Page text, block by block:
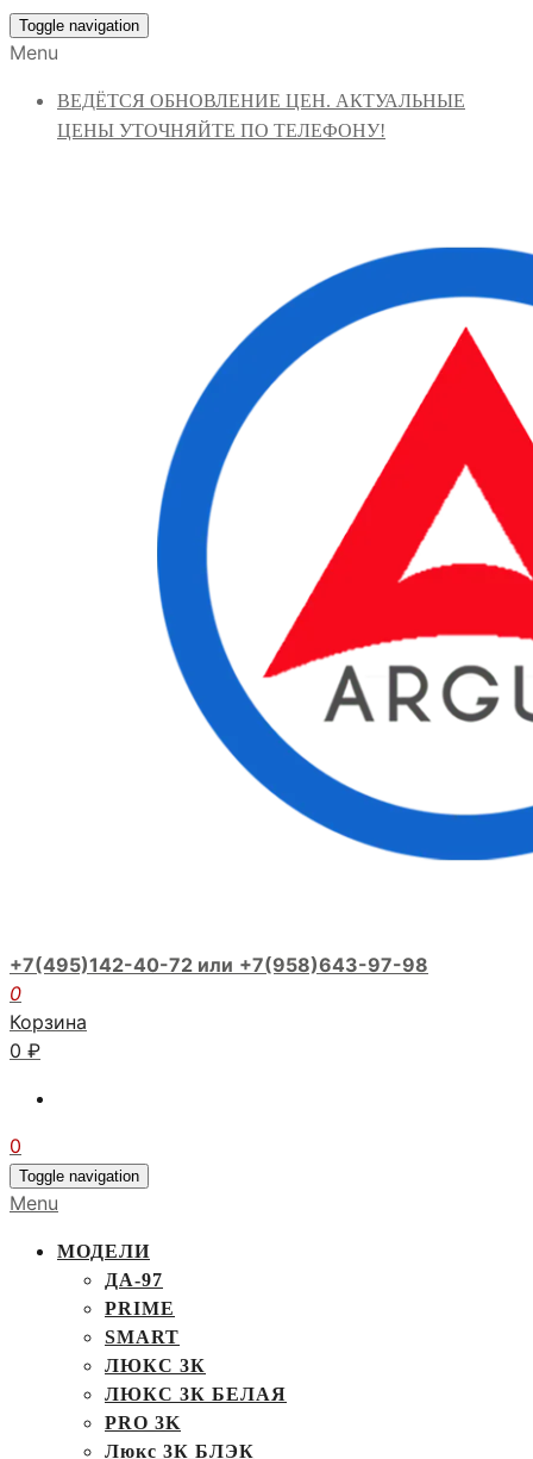
Toggle navigation
Menu
ВЕДЁТСЯ ОБНОВЛЕНИЕ ЦЕН. АКТУАЛЬНЫЕ
ЦЕНЫ УТОЧНЯЙТЕ ПО ТЕЛЕФОНУ!
+7(495)142-40-72 или +7(958)643-97-98
0
Корзина
0 ₽
0
Toggle navigation
Menu
МОДЕЛИ
ДА-97
PRIME
SMART
ЛЮКС 3К
ЛЮКС 3К БЕЛАЯ
PRO 3K
Люкс 3К БЛЭК